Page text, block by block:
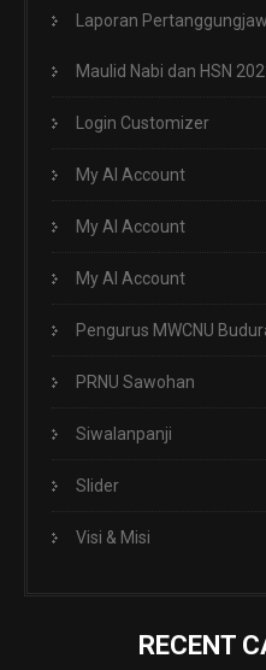
Laporan
Maulid Nabi dan HSN
Login Customizer
My AI Account
My AI Account
My AI Account
Pengurus MWCNU
PRNU Sawohan
Siwalanpanji
Slider
Visi & Misi
RECENT